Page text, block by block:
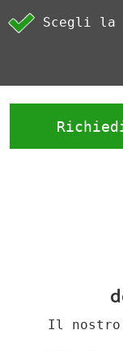
Scegli la
Il